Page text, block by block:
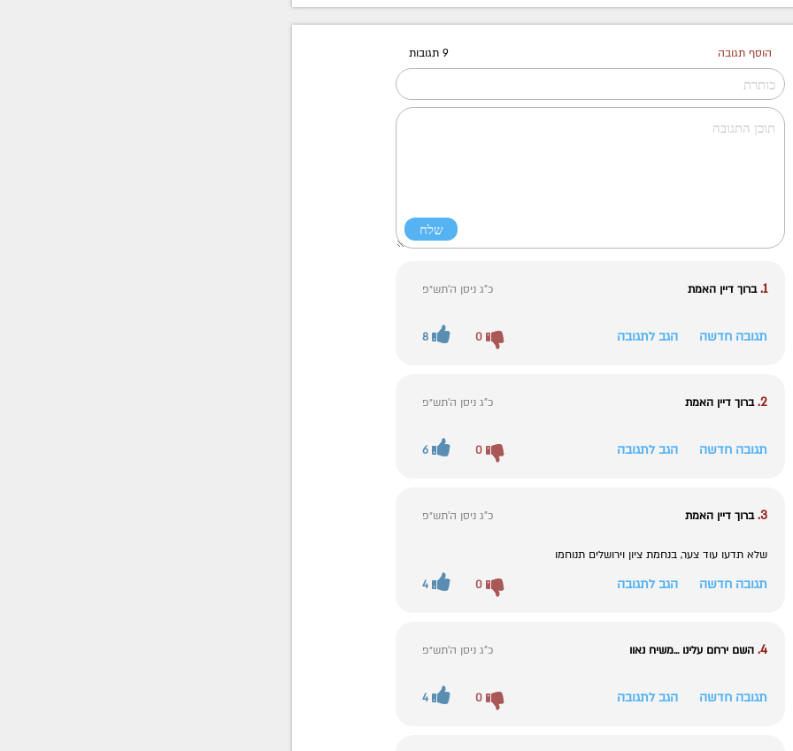
הוסף תגובה 9 תגובות
1. ברוך דיין האמת כ"ג ניסן ה׳תש״פ
תגובה חדשה הגב לתגובה 8 0
2. ברוך דיין האמת כ"ג ניסן ה׳תש״פ
תגובה חדשה הגב לתגובה 6 0
3. ברוך דיין האמת כ"ג ניסן ה׳תש״פ
שלא תדעו עוד צער, בנחמת ציון וירושלים תנוחמו
תגובה חדשה הגב לתגובה 4 0
4. השם ירחם עלינו ...משיח נאוו כ"ג ניסן ה׳תש״פ
תגובה חדשה הגב לתגובה 4 0